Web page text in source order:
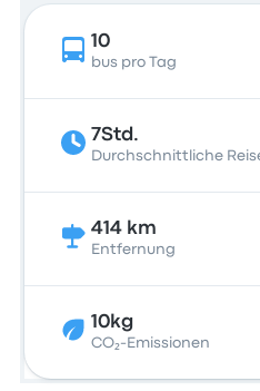
10
bus pro Tag
7Std.
Durchschnittliche
414 km
Entfernung
10kg
CO₂-Emissionen